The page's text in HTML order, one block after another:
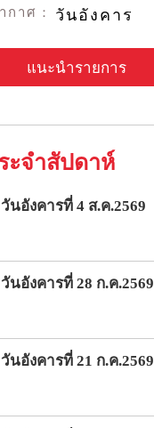
กาศ： วันอังคาร
แนะนำรายการ
ะจำสัปดาห์
นอังคารที่ 4 ส.ค.2569
นอังคารที่ 28 ก.ค.2569
นอังคารที่ 21 ก.ค.2569